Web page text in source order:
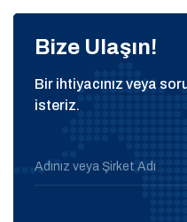
Bize Ulaşın!
Bir ihtiyacınız veya
isteriz.
Adınız veya Şirket Adı